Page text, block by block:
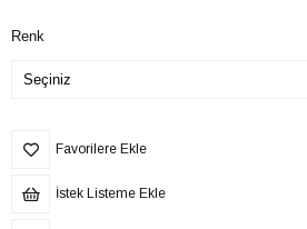
Renk
Favorilere Ekle
İstek Listeme Ekle